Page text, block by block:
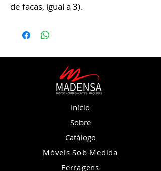
de facas, igual a 3).
Início
Sobre
Catálogo
Móveis Sob Medida
Ferragens